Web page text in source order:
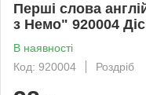
Перші слова
з Немо" 920004
В наявності
Код: 920004
Роздріб